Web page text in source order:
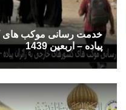
خدمت رسانی موکب های
پیاده – اربعین 1439